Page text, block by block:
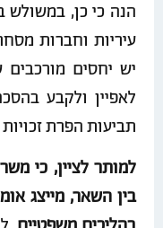
הנה כי כן, במשולש
עיריות וחברות
יש יחסים מורכבים
לאפיין ולקבע
תביעות הפרת
למותר לציין, כי
בין השאר, מייצג